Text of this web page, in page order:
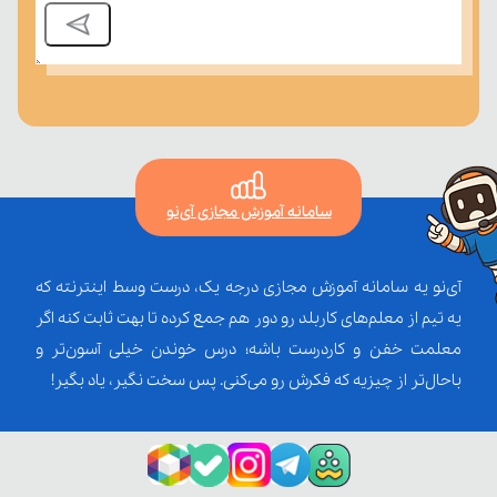
سامانه آموزش مجازی آی‌نو
آی‌نو یه سامانه آموزش مجازی درجه یک، درست وسط اینترنته که
یه تیم از معلم‌‌های کاربلد رو دور هم جمع کرده تا بهت ثابت کنه اگر
معلمت خفن و کاردرست باشه؛ درس خوندن خیلی آسون‌تر و
باحال‌تر از چیزیه که فکرش رو می‌کنی. پس سخت نگیر، یاد بگیر!